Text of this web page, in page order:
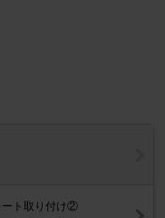
ート取り付け②